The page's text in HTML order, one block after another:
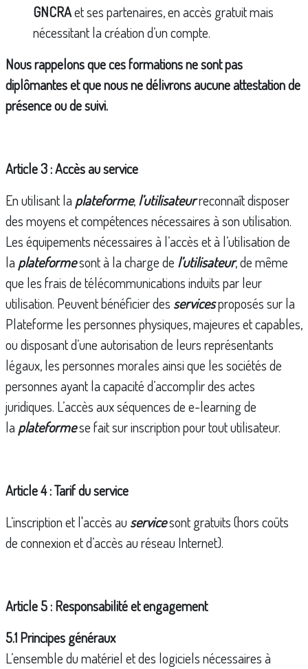
GNCRAet ses partenaires, en accès gratuit mais
nécessitant la création d’un compte.
Nous rappelons que ces formations ne sont pas
diplômantes et que nous ne délivrons aucune attestation de
présence ou de suivi.
Article 3 : Accès au service
En utilisant la plateforme,l’utilisateurreconnaît disposer
des moyens et compétences nécessaires à son utilisation.
Les équipements nécessaires à l’accès et à l’utilisation de
la plateformesont à la charge de l’utilisateur, de même
que les frais de télécommunications induits par leur
utilisation. Peuvent bénéficier des servicesproposés sur la
Plateforme les personnes physiques, majeures et capables,
ou disposant d’une autorisation de leurs représentants
légaux, les personnes morales ainsi que les sociétés de
personnes ayant la capacité d’accomplir des actes
juridiques. L’accès aux séquences de e-learning de
la plateformese fait sur inscription pour tout utilisateur.
Article 4 : Tarif du service
L’inscription et l'accès au servicesont gratuits (hors coûts
de connexion et d’accès au réseau Internet).
Article 5 : Responsabilité et engagement
5.1 Principes généraux
L’ensemble du matériel et des logiciels nécessaires à